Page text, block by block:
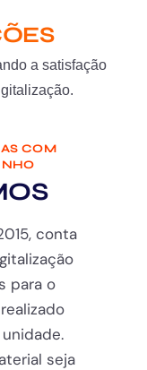
a satisfação
COM
conta
para o
seja